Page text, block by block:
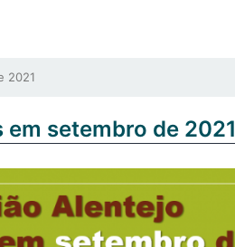
2021
setembro de 2021